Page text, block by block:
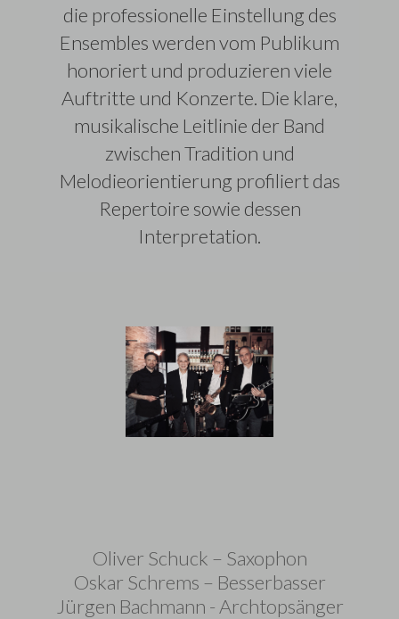
die professionelle Einstellung des
Ensembles werden vom Publikum
honoriert und produzieren viele
Auftritte und Konzerte. Die klare,
musikalische Leitlinie der Band
zwischen Tradition und
Melodieorientierung profiliert das
Repertoire sowie dessen
Interpretation.
Oliver Schuck – Saxophon
Oskar Schrems – Besserbasser
Jürgen Bachmann - Archtopsänger